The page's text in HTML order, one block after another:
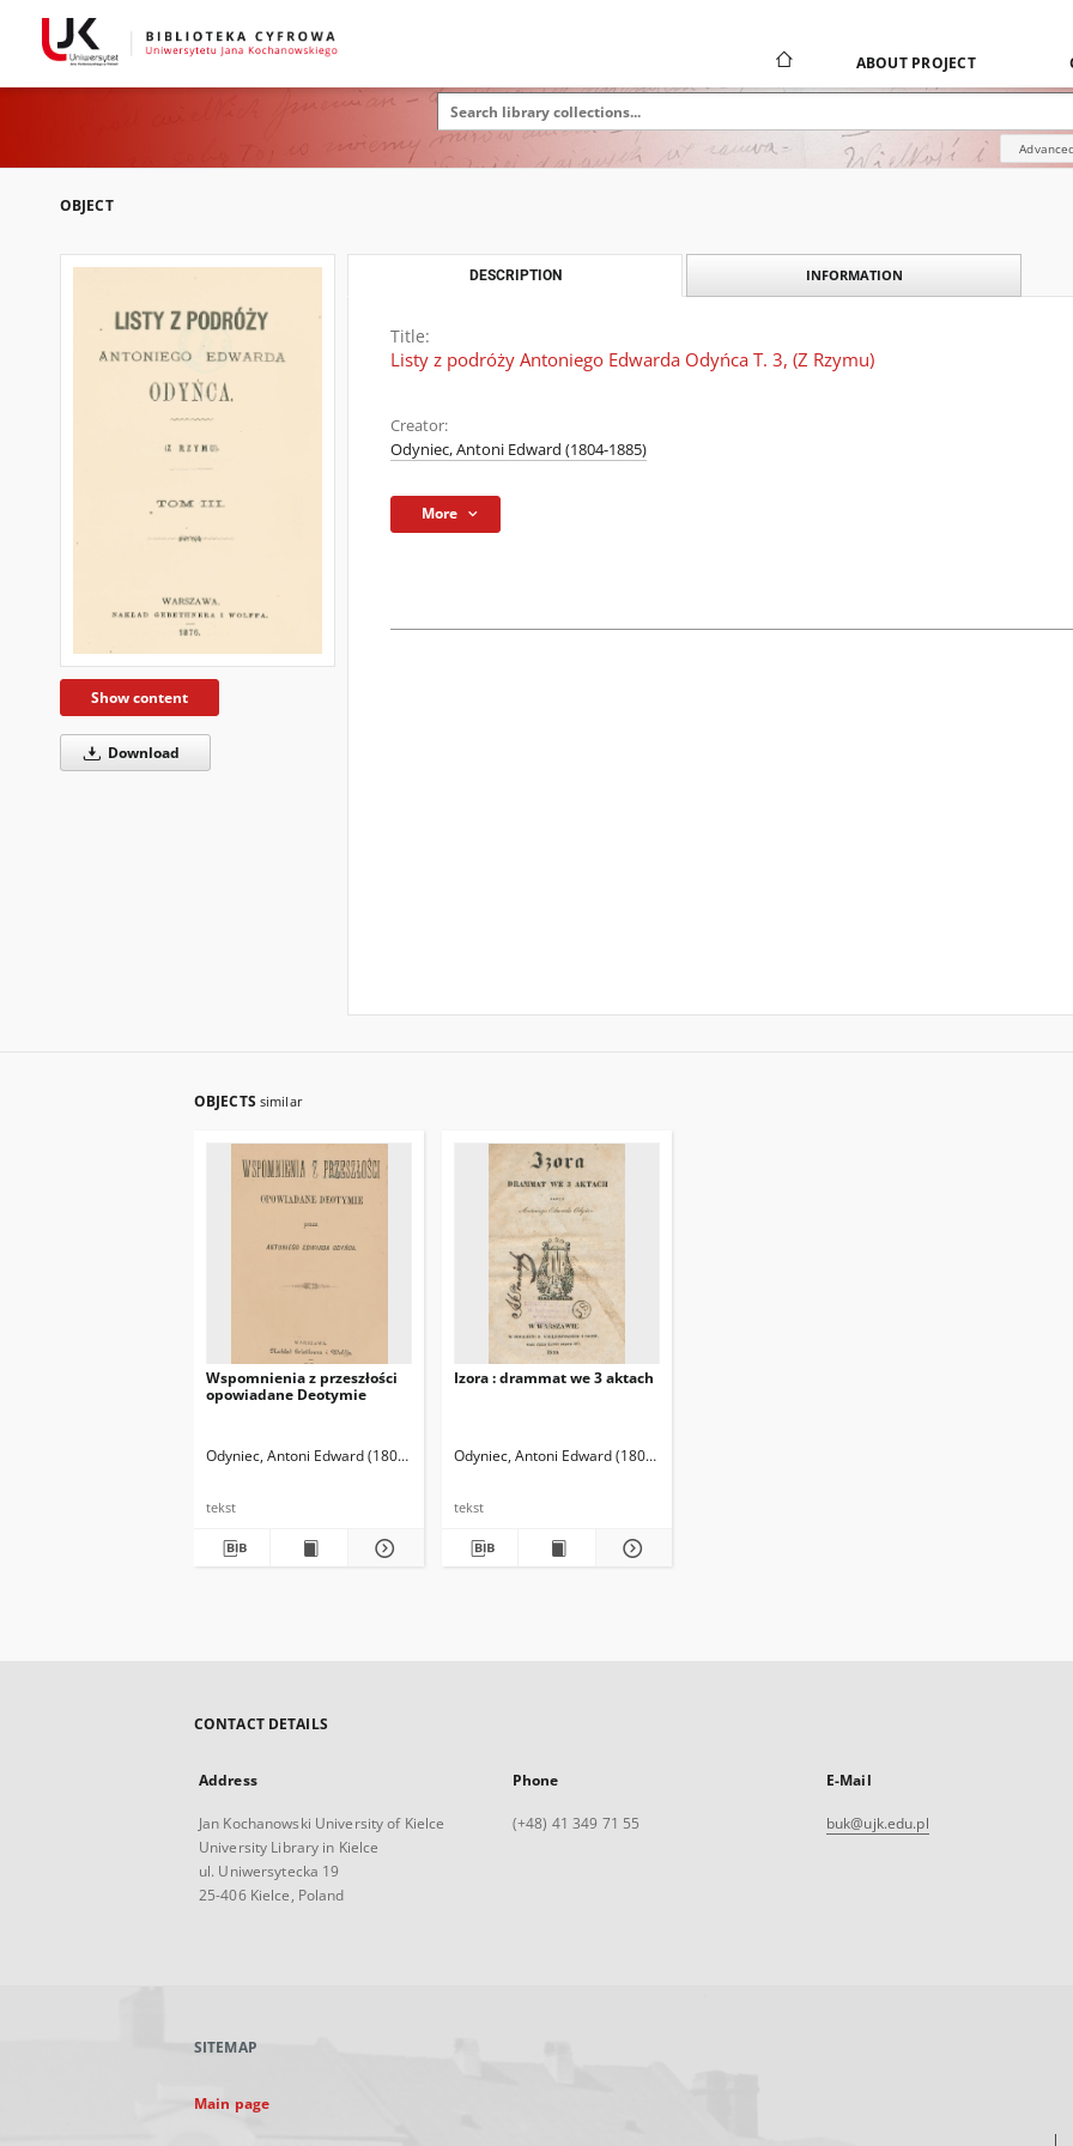
ABOUT PROJECT
OBJECT
Show content
Download
DESCRIPTION INFORMATION
Title:
Listy z podróży Antoniego Edwarda Odyńca T. 3, (Z Rzymu)
Creator:
Odyniec, Antoni Edward (1804-1885)
More
OBJECTS similar
Wspomnienia z przeszłości
opowiadane Deotymie
Odyniec, Antoni Edward (1804-1885)
tekst
Izora : drammat we 3 aktach
Odyniec, Antoni Edward (1804-1885)
tekst
CONTACT DETAILS
Address
Jan Kochanowski University of Kielce
University Library in Kielce
ul. Uniwersytecka 19
25-406 Kielce, Poland
Phone
(+48) 41 349 71 55
E-Mail
buk@ujk.edu.pl
SITEMAP
Main page